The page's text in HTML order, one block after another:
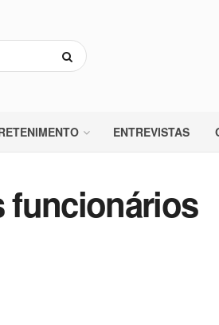
ENTREVISTAS
funcionários